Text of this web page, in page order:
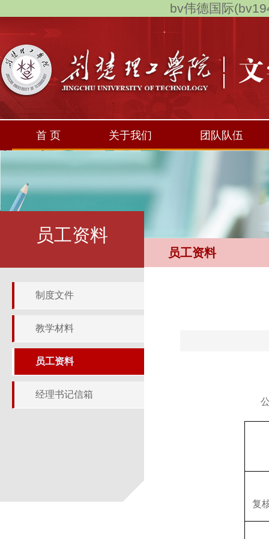
bv伟德国际
首 页 关于我们 团队队伍
员工资料
员工资料
制度文件
教学材料
员工资料
经理书记信箱
复